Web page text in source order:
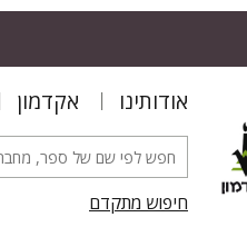
אודותינו אקדמון
חיפוש מתקדם